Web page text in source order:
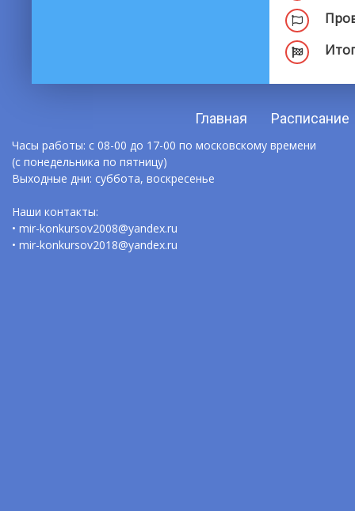
Главная Расписание
Часы работы: с 08-00 до 17-00 по московскому времени
(с понедельника по пятницу)
Выходные дни: суббота, воскресенье
Наши контакты:
• mir-konkursov2008@yandex.ru
• mir-konkursov2018@yandex.ru